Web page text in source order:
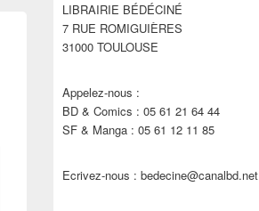
barre
latérale
LIBRAIRIE BÉDÉCINÉ
7 RUE ROMIGUIÈRES
31000 TOULOUSE
Appelez-nous :
BD & Comics : 05 61 21 64 44
SF & Manga : 05 61 12 11 85
Ecrivez-nous : bedecine@canalbd.net